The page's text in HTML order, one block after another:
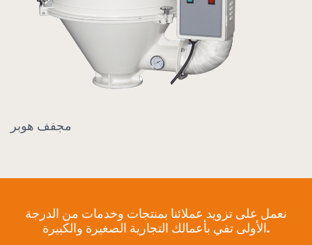
نعمل على تزويد عملائنا بمنتجات وخدمات من الدرجة
الأولى تفي بأعمالك التجارية الصغيرة والكبيرة.